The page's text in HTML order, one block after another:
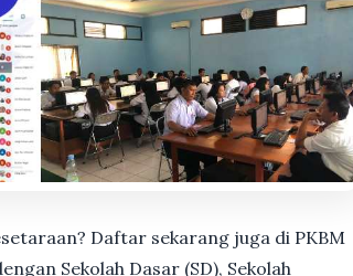
Daftar sekarang juga di PKBM
Sekolah Dasar (SD), Sekolah